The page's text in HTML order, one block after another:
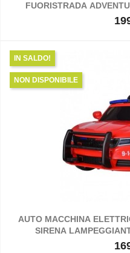
FUORISTRADA
TELECOMANDO FULL
AUTO MACCHINA
SIRENA
APRIBILI FULL
IN SALDO!
NON DISPONIBILE